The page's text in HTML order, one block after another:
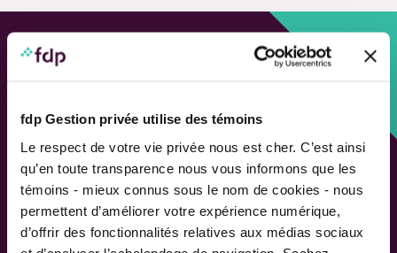
fdp Gestion privée utilise des témoins
Le respect de votre vie privée nous est cher. C’est ainsi
qu’en toute transparence nous vous informons que les
témoins - mieux connus sous le nom de cookies - nous
permettent d’améliorer votre expérience numérique,
d’offrir des fonctionnalités relatives aux médias sociaux
Approche personnalisée,
LIENS RAPIDES
Outils de rendement
Calcul de performance
Publications
Parler à un conseiller